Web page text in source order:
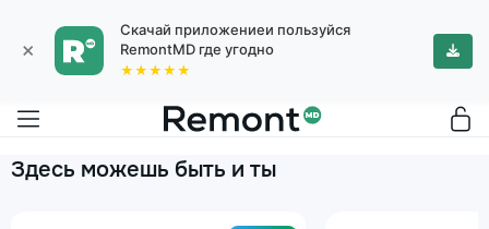
×
Скачай приложениеи пользуйся
RemontMD где угодно
★★★★★
Здесь можешь быть и ты